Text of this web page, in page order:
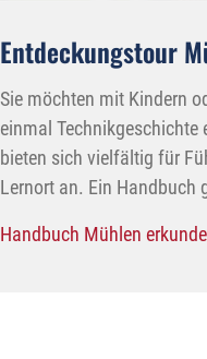
Entdeckungstour
Sie möchten mit Kindern
einmal Technikgeschichte
bieten sich vielfältig für
Lernort an. Ein Handbuch
Handbuch Mühlen